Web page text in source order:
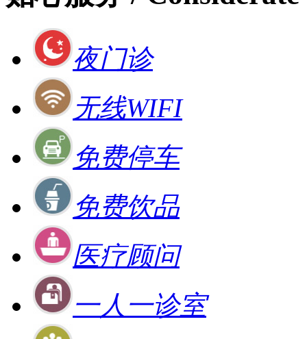
夜门诊
无线WIFI
免费停车
免费饮品
医疗顾问
一人一诊室